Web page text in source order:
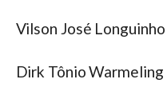
Vilson José Longuinho
Dirk Tônio Warmeling